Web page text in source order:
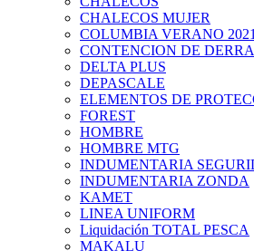
CHALECOS MUJER
COLUMBIA VERANO 2021
CONTENCION DE
DELTA PLUS
DEPASCALE
ELEMENTOS DE
FOREST
HOMBRE
HOMBRE MTG
INDUMENTARIA
INDUMENTARIA ZONDA
KAMET
LINEA UNIFORM
Liquidación TOTAL PESCA
MAKALU